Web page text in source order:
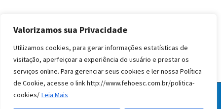
Valorizamos sua Privacidade
Utilizamos cookies, para gerar informações estatísticas de
visitação, aperfeiçoar a experiência do usuário e prestar os
serviços online. Para gerenciar seus cookies e ler nossa Política
de Cookie, acesse o link http://www.fehoesc.com.br/politica-
cookies/ Leia Mais
© Todos os direitos reservados FEHOESC 2020